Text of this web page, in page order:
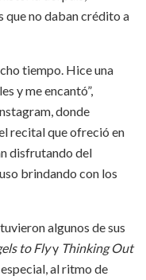
que no daban crédito a
tiempo. Hice una
y me encantó”,
donde
recital que ofreció en
disfrutando del
brindando con los
algunos de sus
to Flyy Thinking Out
al ritmo de